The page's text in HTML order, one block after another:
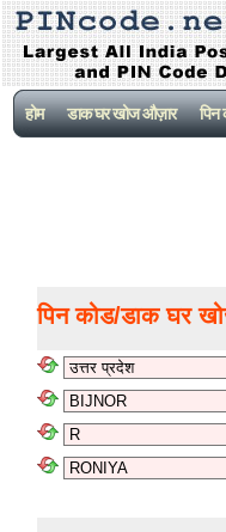
होम डाक घर खोज औज़ार
पिन कोड/डाक घर